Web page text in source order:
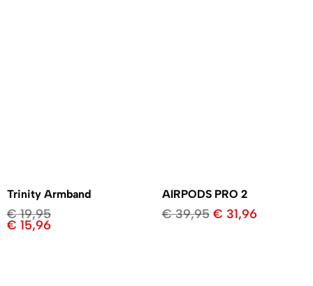
Trinity Armband
€19,95
€ 15,96
AIRPODS PRO 2
€39,95 € 31,96